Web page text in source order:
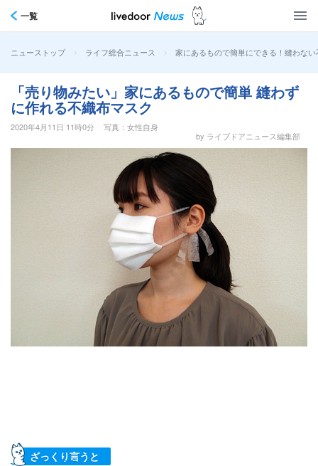
一覧
ニューストップ > ライフ総合ニュース > 家にあるもので簡単にできる！縫わな
「売り物みたい」家にあるもので簡単 縫わず
に作れる不織布マスク
2020年4月11日 11時0分
写真：女性自身
by ライブドアニュース編集部
ざっくり言うと